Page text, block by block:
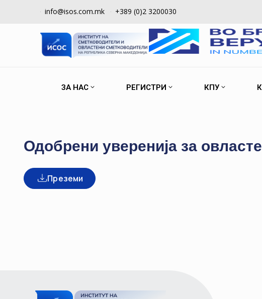
info@isos.com.mk +389 (0)2 3200030
ЗА НАС РЕГИСТРИ КПУ
Одобрени уверенија за
Преземи